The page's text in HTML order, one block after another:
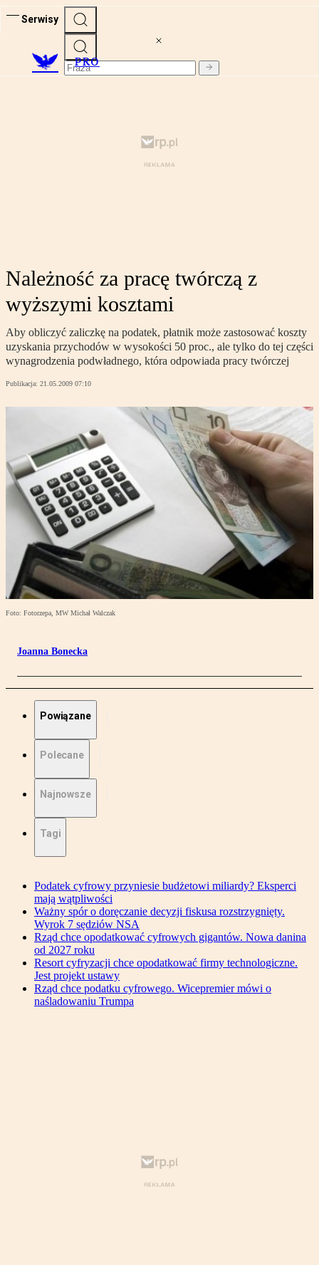
Serwisy
PRO
Należność za pracę twórczą z
wyższymi kosztami
Aby obliczyć zaliczkę na podatek, płatnik może zastosować koszty
uzyskania przychodów w wysokości 50 proc., ale tylko do tej części
wynagrodzenia podwładnego, która odpowiada pracy twórczej
Publikacja: 21.05.2009 07:10
Foto: Fotorzepa, MW Michał Walczak
Joanna Bonecka
Powiązane
Polecane
Najnowsze
Tagi
Podatek cyfrowy przyniesie budżetowi miliardy? Eksperci
mają wątpliwości
Ważny spór o doręczanie decyzji fiskusa rozstrzygnięty.
Wyrok 7 sędziów NSA
Rząd chce opodatkować cyfrowych gigantów. Nowa danina
od 2027 roku
Resort cyfryzacji chce opodatkować firmy technologiczne.
Jest projekt ustawy
Rząd chce podatku cyfrowego. Wicepremier mówi o
naśladowaniu Trumpa